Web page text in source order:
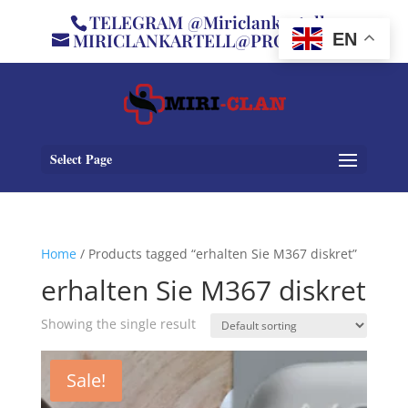
TELEGRAM @Miriclankartell
MIRICLANKARTELL@PROTON.ME
Select Page
Home/ Products tagged “erhalten Sie M367 diskret”
erhalten Sie M367 diskret
Showing the single result
Sale!
EN